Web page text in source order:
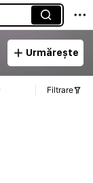
Urmărește
Filtrare